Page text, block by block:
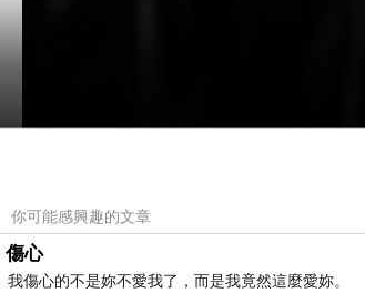
你可能感興趣的文章
傷心
我傷心的不是妳不愛我了，而是我竟然這麼愛妳。